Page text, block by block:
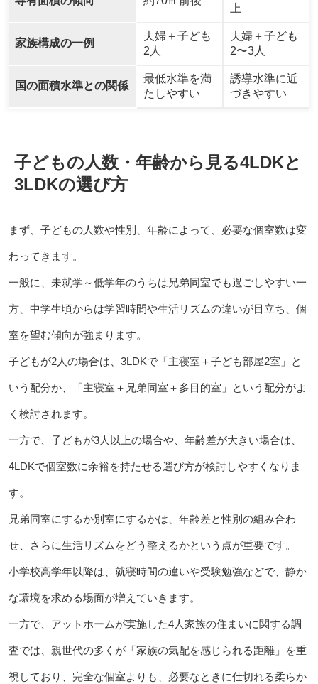
上
家族構成の一例
夫婦＋子ども
2人
夫婦＋子ども
2〜3人
国の面積水準との関係
最低水準を満
たしやすい
誘導水準に近
づきやすい
子どもの人数・年齢から見る4LDKと
3LDKの選び方
まず、子どもの人数や性別、年齢によって、必要な個室数は変
わってきます。
一般に、未就学～低学年のうちは兄弟同室でも過ごしやすい一
方、中学生頃からは学習時間や生活リズムの違いが目立ち、個
室を望む傾向が強まります。
子どもが2人の場合は、3LDKで「主寝室＋子ども部屋2室」と
いう配分か、「主寝室＋兄弟同室＋多目的室」という配分がよ
く検討されます。
一方で、子どもが3人以上の場合や、年齢差が大きい場合は、
4LDKで個室数に余裕を持たせる選び方が検討しやすくなりま
す。
兄弟同室にするか別室にするかは、年齢差と性別の組み合わ
せ、さらに生活リズムをどう整えるかという点が重要です。
小学校高学年以降は、就寝時間の違いや受験勉強などで、静か
な環境を求める場面が増えていきます。
一方で、アットホームが実施した4人家族の住まいに関する調
査では、親世代の多くが「家族の気配を感じられる距離」を重
視しており、完全な個室よりも、必要なときに仕切れる柔らか